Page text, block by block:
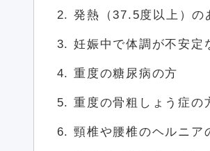
発熱（37.5度以上）の
妊娠中で体調が不安定
重度の糖尿病の方
重度の骨粗しょう症の
頸椎や腰椎のヘルニア